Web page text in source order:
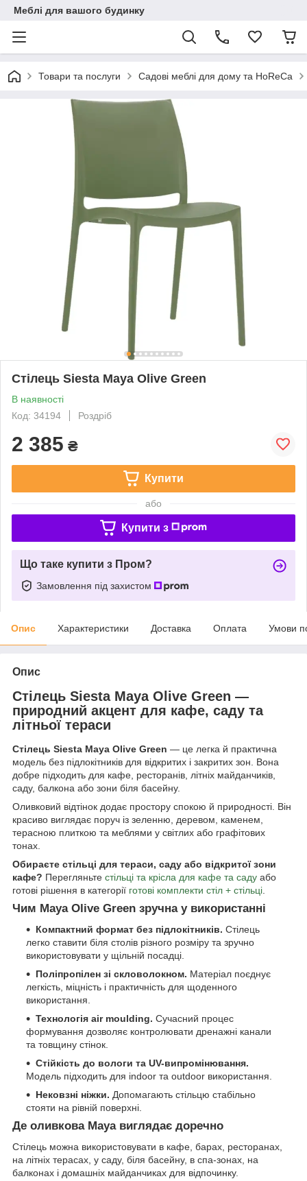
Меблі для вашого будинку
Товари та послуги Садові меблі для дому та HoReCa
Стілець Siesta Maya Olive Green
В наявності
Код: 34194
Роздріб
2 385 ₴
Купити
або
Купити з
Що таке купити з Пром?
Замовлення під захистом
Опис Характеристики Доставка Оплата Умови
Опис
Стілець Siesta Maya Olive Green —
природний акцент для кафе, саду та
літньої тераси
Стілець Siesta Maya Olive Green — це легка й практична
модель без підлокітників для відкритих і закритих зон. Вона
добре підходить для кафе, ресторанів, літніх майданчиків,
саду, балкона або зони біля басейну.
Оливковий відтінок додає простору спокою й природності. Він
красиво виглядає поруч із зеленню, деревом, каменем,
терасною плиткою та меблями у світлих або графітових
тонах.
Обираєте стільці для тераси, саду або відкритої зони
кафе? Перегляньте стільці та крісла для кафе та саду або
готові рішення в категорії готові комплекти стіл + стільці.
Чим Maya Olive Green зручна у використанні
Компактний формат без підлокітників. Стілець
легко ставити біля столів різного розміру та зручно
використовувати у щільній посадці.
Поліпропілен зі скловолокном. Матеріал поєднує
легкість, міцність і практичність для щоденного
використання.
Технологія air moulding. Сучасний процес
формування дозволяє контролювати дренажні канали
та товщину стінок.
Стійкість до вологи та UV-випромінювання.
Модель підходить для indoor та outdoor використання.
Нековзні ніжки. Допомагають стільцю стабільно
стояти на рівній поверхні.
Де оливкова Maya виглядає доречно
Стілець можна використовувати в кафе, барах, ресторанах,
на літніх терасах, у саду, біля басейну, в спа-зонах, на
балконах і домашніх майданчиках для відпочинку.